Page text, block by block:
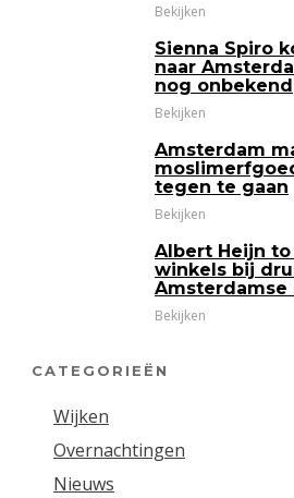
Bekijken
Sienna Spiro
naar
nog onbekend
Bekijken
Amsterdam
tegen te gaan
Bekijken
Albert Heijn
winkels bij
Amsterdamse
Bekijken
CATEGORIEËN
Wijken
Overnachtingen
Nieuws